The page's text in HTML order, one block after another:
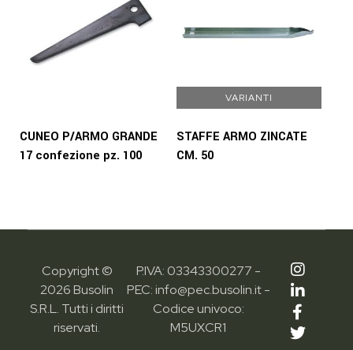
CUNEO P/ARMO GRANDE
17 confezione pz. 100
VARIANTI
STAFFE ARMO ZINCATE
CM. 50
Copyright ©
2026 Busolin
S.R.L. Tutti i diritti
riservati.
P.IVA: 03343300277 -
PEC: info@pec.busolin.it -
Codice univoco:
M5UXCR1